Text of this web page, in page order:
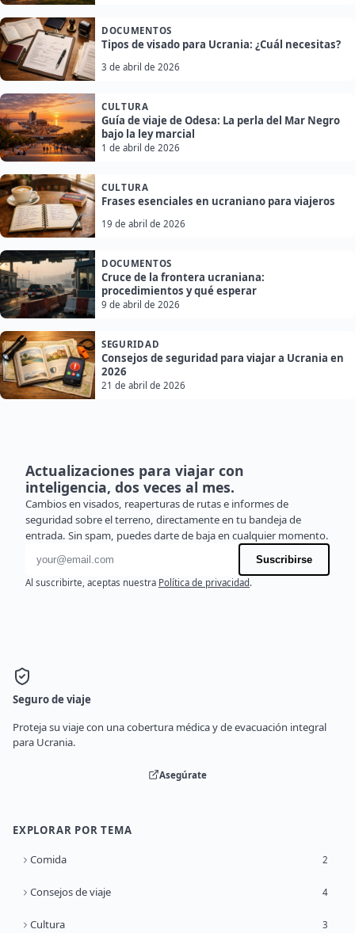
DOCUMENTOS
Tipos de visado para Ucrania: ¿Cuál necesitas?
3 de abril de 2026
CULTURA
Guía de viaje de Odesa: La perla del Mar Negro
bajo la ley marcial
1 de abril de 2026
CULTURA
Frases esenciales en ucraniano para viajeros
19 de abril de 2026
DOCUMENTOS
Cruce de la frontera ucraniana:
procedimientos y qué esperar
9 de abril de 2026
SEGURIDAD
Consejos de seguridad para viajar a Ucrania en
2026
21 de abril de 2026
Actualizaciones para viajar con
inteligencia, dos veces al mes.
Cambios en visados, reaperturas de rutas e informes de
seguridad sobre el terreno, directamente en tu bandeja de
entrada. Sin spam, puedes darte de baja en cualquier momento.
Dirección de correo electrónico
Suscribirse
Al suscribirte, aceptas nuestra Política de privacidad.
Seguro de viaje
Proteja su viaje con una cobertura médica y de evacuación integral
para Ucrania.
Asegúrate
EXPLORAR POR TEMA
Comida 2
Consejos de viaje 4
Cultura 3